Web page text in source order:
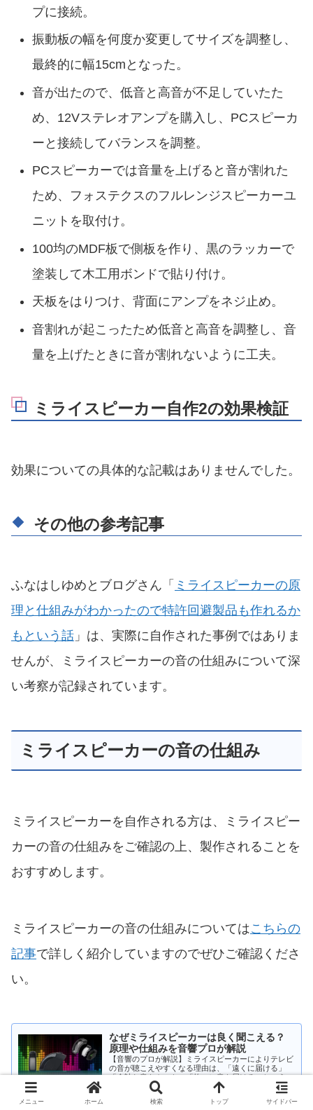
プに接続。
振動板の幅を何度か変更してサイズを調整し、
最終的に幅15cmとなった。
音が出たので、低音と高音が不足していたた
め、12Vステレオアンプを購入し、PCスピーカ
ーと接続してバランスを調整。
PCスピーカーでは音量を上げると音が割れた
ため、フォステクスのフルレンジスピーカーユ
ニットを取付け。
100均のMDF板で側板を作り、黒のラッカーで
塗装して木工用ボンドで貼り付け。
天板をはりつけ、背面にアンプをネジ止め。
音割れが起こったため低音と高音を調整し、音
量を上げたときに音が割れないように工夫。
ミライスピーカー自作2の効果検証
効果についての具体的な記載はありませんでした。
その他の参考記事
ふなはしゆめとブログさん「 ミライスピーカーの原
理と仕組みがわかったので特許回避製品も作れるか
もという話 」は、実際に自作された事例ではありま
せんが、ミライスピーカーの音の仕組みについて深
い考察が記録されています。
ミライスピーカーの音の仕組み
ミライスピーカーを自作される方は、ミライスピー
カーの音の仕組みをご確認の上、製作されることを
おすすめします。
ミライスピーカーの音の仕組みについてはこちらの
記事で詳しく紹介していますのでぜひご確認くださ
い。
なぜミライスピーカーは良く聞こえる？
原理や仕組みを音響プロが解説
【音響のプロが解説】ミライスピーカーによりテレビ
の音が聴こえやすくなる理由は、「遠くに届ける」
「余計な音をカット」「均一に音を届ける」という3
つの仕組みのおかげです。他のテレビスピーカーとは
全くことなる音の仕組みについて具体的に解説してい
miraisound.com 2025.10.13
メニュー ホーム 検索 トップ サイドバー